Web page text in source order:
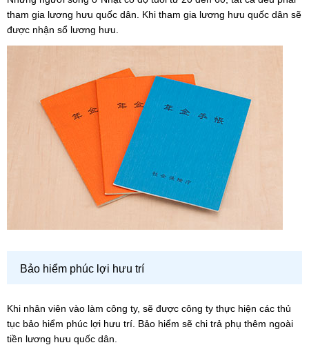
tham gia lương hưu quốc dân. Khi tham gia lương hưu quốc dân sẽ
được nhận sổ lương hưu.
Bảo hiểm phúc lợi hưu trí
Khi nhân viên vào làm công ty, sẽ được công ty thực hiện các thủ
tục bảo hiểm phúc lợi hưu trí. Bảo hiểm sẽ chi trả phụ thêm ngoài
tiền lương hưu quốc dân.